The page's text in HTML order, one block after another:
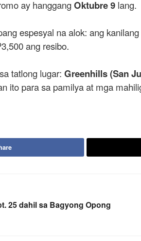
ay hanggangOktubre 9 lang.
espesyal na alok: ang kanilang
ang resibo.
sa tatlong lugar: Greenhills (San
ito para sa pamilya at mga
25 dahil sa Bagyong Opong